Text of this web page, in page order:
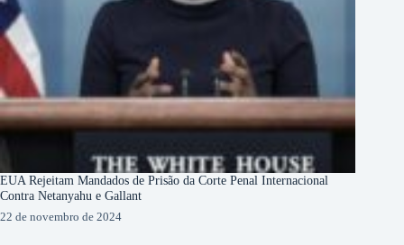
EUA Rejeitam Mandados de Prisão da Corte Penal Internacional
Contra Netanyahu e Gallant
22 de novembro de 2024